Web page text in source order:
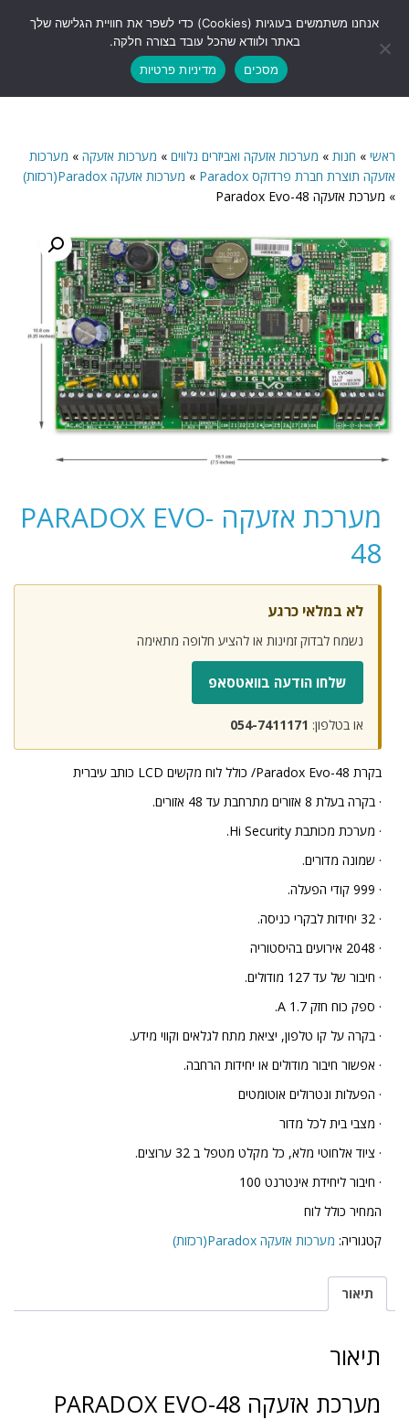
תפריט
ראשי » חנות » מערכות אזעקה ואביזרים נלווים » מערכות אזעקה » מערכות
אזעקה תוצרת חברת פרדוקס Paradox
» מערכות אזעקה Paradox(רכזות)
» מערכת אזעקה Paradox Evo-48
מערכת אזעקה PARADOX EVO-
48
לא במלאי כרגע
נשמח לבדוק זמינות או להציע חלופה מתאימה
שלחו הודעה בוואטסאפ
או בטלפון: 054-7411171
בקרת Paradox Evo-48/ כולל לוח מקשים LCD כותב עיברית
· בקרה בעלת 8 אזורים מתרחבת עד 48 אזורים.
· מערכת מכותבת Hi Security.
· שמונה מדורים.
· 999 קודי הפעלה.
· 32 יחידות לבקרי כניסה.
· 2048 אירועים בהיסטוריה
· חיבור של עד 127 מודולים.
· ספק כוח חזק A 1.7.
· בקרה על קו טלפון, יציאת מתח לגלאים וקווי מידע.
· אפשור חיבור מודולים או יחידות הרחבה.
· הפעלות ונטרולים אוטומטים
· מצבי בית לכל מדור
· ציוד אלחוטי מלא, כל מקלט מטפל ב 32 ערוצים.
· חיבור ליחידת אינטרנט 100
המחיר כולל לוח
קטגוריה: מערכות אזעקה Paradox(רכזות)
תיאור
תיאור
מערכת אזעקה PARADOX EVO-48
אנחנו משתמשים בעוגיות (Cookies) כדי לשפר את חוויית הגלישה שלך
באתר ולוודא שהכל עובד בצורה חלקה.
מסכים
מדיניות פרטיות